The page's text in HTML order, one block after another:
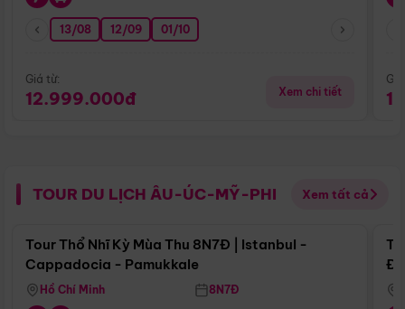
13/08 12/09 01/10
Giá từ:
12.999.000đ Xem chi tiết
TOUR DU LỊCH ÂU-ÚC-MỸ-PHI Xem tất cả
Điểm nổi bật
Tour Thổ Nhĩ Kỳ Mùa Thu 8N7Đ | Istanbul -
Cappadocia - Pamukkale
Hồ Chí Minh 8N7Đ